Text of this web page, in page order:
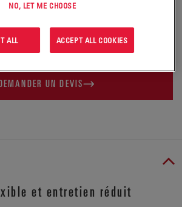
ainsi que pour être
armoires extérieures ou des racks
des télécommunications.
UN DEVIS
et entretien réduit
NO, LET ME CHOOSE
ALL ACCEPT ALL COOKIES